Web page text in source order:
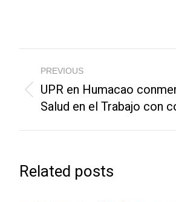
Post
navigation
PREVIOUS
post:
UPR en Humacao
Salud en el Trabajo con
Related posts